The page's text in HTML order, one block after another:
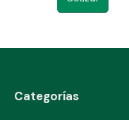
Categorías